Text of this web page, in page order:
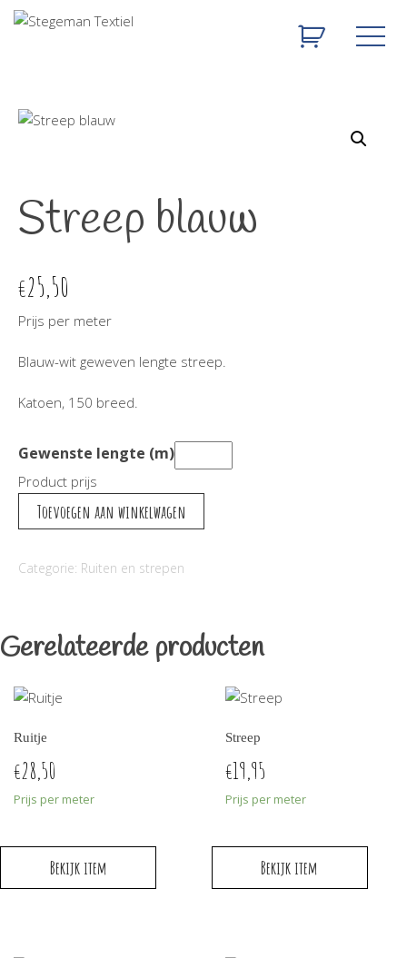
Streep blauw
€25,50
Prijs per meter
Blauw-wit geweven lengte streep.
Katoen, 150 breed.
Gewenste lengte (m)
Product prijs
Streep
blauw
Toevoegen aan winkelwagen
Categorie: Ruiten en strepen
Gerelateerde producten
Ruitje
€28,50
Prijs per meter
Bekijk item
Streep
€19,95
Prijs per meter
Bekijk item